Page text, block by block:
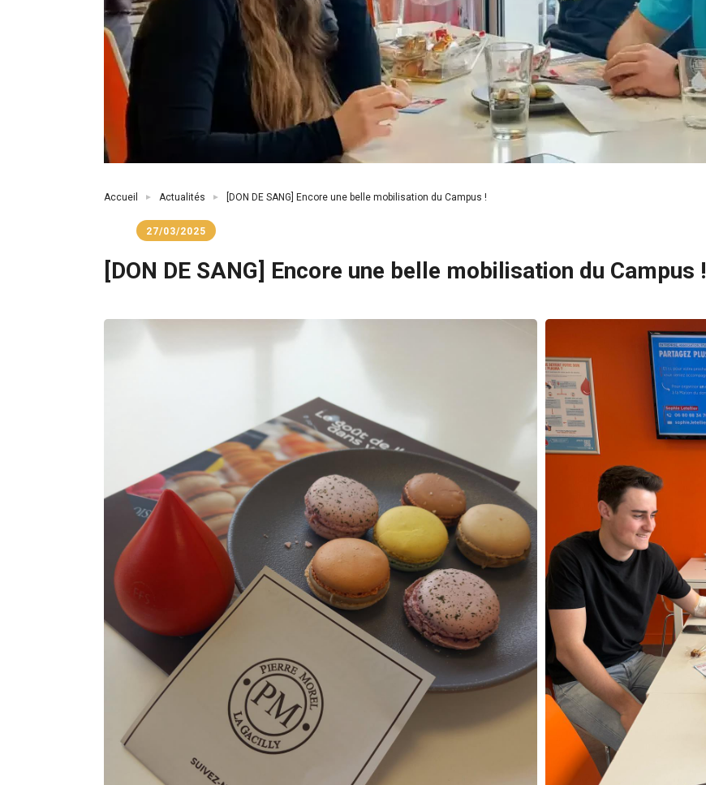
Fil
Accueil Actualités [DON DE SANG] Encore une belle mobilisation du Campus !
27/03/2025
[DON DE SANG] Encore une belle mobilisation du Campus !